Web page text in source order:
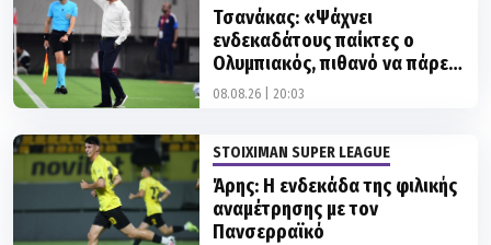
Τσανάκας: «Ψάχνει
ενδεκαδάτους παίκτες ο
Ολυμπιακός, πιθανό να πάρει
δύο χαφ»
08.08.26 | 20:03
STOIXIMAN SUPER LEAGUE
Άρης: Η ενδεκάδα της φιλικής
αναμέτρησης με τον
Πανσερραϊκό